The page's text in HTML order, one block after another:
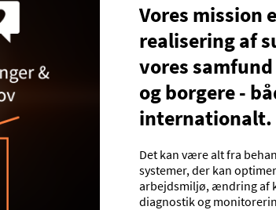
Vores mission
realisering af
vores
og borgere -
internationalt.
Det kan være alt fra
systemer, der kan
arbejdsmiljø, ændring af
diagnostik og